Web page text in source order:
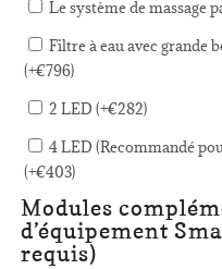
Le système de massage
Filtre à eau avec grande
(+€796)
2 LED (+€282)
4 LED (Recommandé
(+€403)
Modules
d’équipement
requis)